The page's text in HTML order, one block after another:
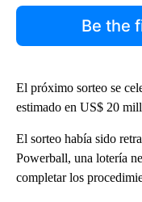
Be the
El próximo sorteo se
estimado en US$ 20
El sorteo había sido
Powerball, una lotería
completar los